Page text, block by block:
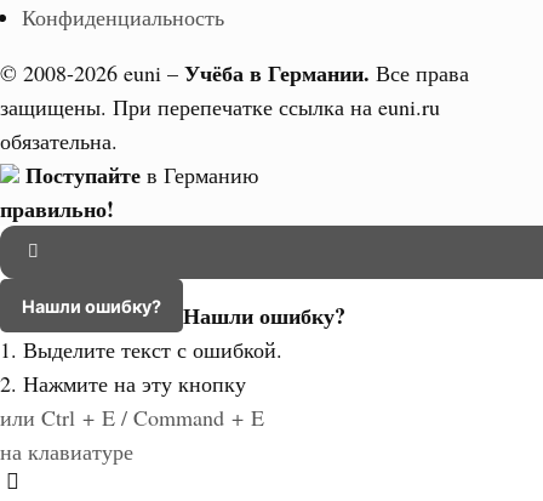
Конфиденциальность
© 2008-2026 euni – Учёба в Германии. Все права
защищены. При перепечатке ссылка на euni.ru
обязательна.
Поступайте в Германию
правильно!
Нашли ошибку? Нашли ошибку?
1. Выделите текст с ошибкой.
2. Нажмите на эту кнопку
или Ctrl + E / Command + E
на клавиатуре